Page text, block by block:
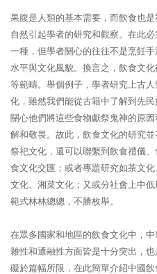
果腹是人類的基本需要，而飲食也
自然引起學者的研究和觀察。在此
一種，但學者關心的往往不是烹飪
水平與文化風貌。換言之，飲食文
等範疇。舉個例子，學者研究上古
化，雖然我們能從古籍中了解到先
關心他們將這些食物獻祭鬼神的原
解和敬畏。故此，飲食文化的研究
祭祀文化，還可以聯繫到飲食禮儀
食文化交匯；或者專題研究如茶文
文化、湘菜文化；又或分社會上中
範式林林總總，不勝枚舉。
在眾多國家和地區的飲食文化中，
雜性和通融性方面皆是十分突出，
礙於篇幅所限，在此簡單介紹中國